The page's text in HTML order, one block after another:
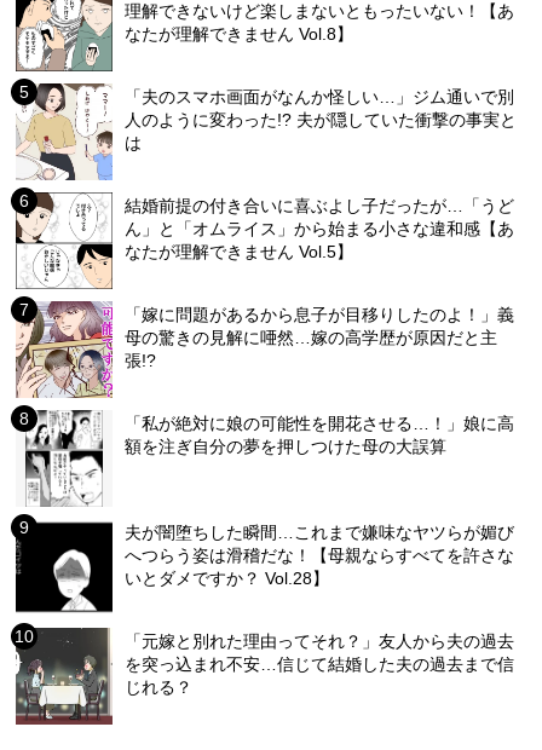
理解できないけど楽しまないともったいない！【あ
なたが理解できません Vol.8】
「夫のスマホ画面がなんか怪しい…」ジム通いで別
人のように変わった!? 夫が隠していた衝撃の事実と
は
結婚前提の付き合いに喜ぶよし子だったが…「うど
ん」と「オムライス」から始まる小さな違和感【あ
なたが理解できません Vol.5】
「嫁に問題があるから息子が目移りしたのよ！」義
母の驚きの見解に唖然…嫁の高学歴が原因だと主
張!?
「私が絶対に娘の可能性を開花させる…！」娘に高
額を注ぎ自分の夢を押しつけた母の大誤算
夫が闇堕ちした瞬間…これまで嫌味なヤツらが媚び
へつらう姿は滑稽だな！【母親ならすべてを許さな
いとダメですか？ Vol.28】
「元嫁と別れた理由ってそれ？」友人から夫の過去
を突っ込まれ不安…信じて結婚した夫の過去まで信
じれる？